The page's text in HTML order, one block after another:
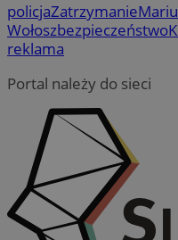
policjaZatrzymanie
Wołoszbezpieczeństwo
reklama
Portal należy do sieci